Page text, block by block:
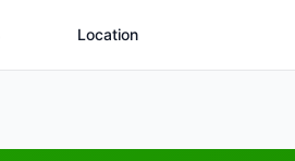
Location